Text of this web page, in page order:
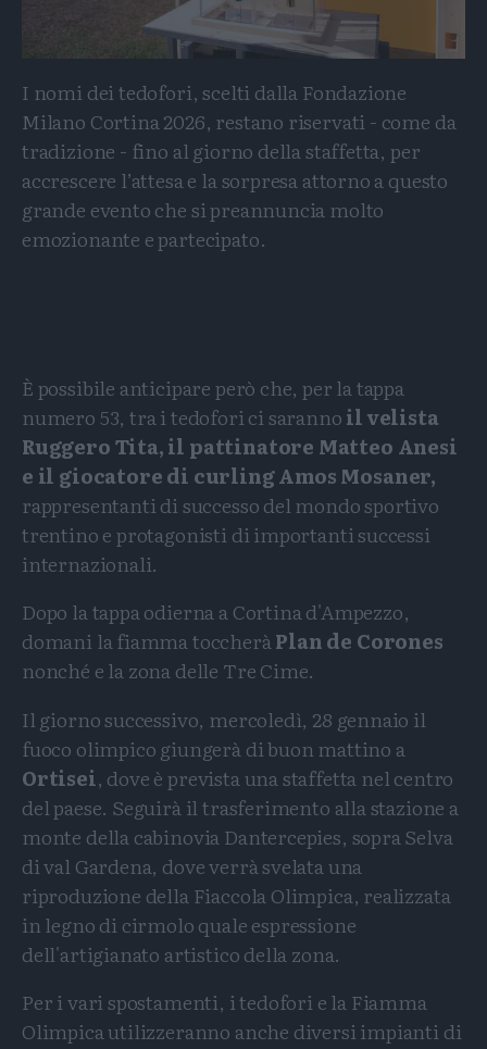
I nomi dei tedofori, scelti dalla Fondazione
Milano Cortina 2026, restano riservati - come da
tradizione - fino al giorno della staffetta, per
accrescere l’attesa e la sorpresa attorno a questo
grande evento che si preannuncia molto
emozionante e partecipato.
È possibile anticipare però che, per la tappa
numero 53, tra i tedofori ci sarannoil velista
Ruggero Tita, il pattinatore Matteo Anesi
e il giocatore di curling Amos Mosaner,
rappresentanti di successo del mondo sportivo
trentino e protagonisti di importanti successi
internazionali.
Dopo la tappa odierna a Cortina d'Ampezzo,
domani la fiamma toccheràPlan de Corones
nonché e la zona delle Tre Cime.
Il giorno successivo, mercoledì, 28 gennaio il
fuoco olimpico giungerà di buon mattino a
Ortisei, dove è prevista una staffetta nel centro
del paese. Seguirà il trasferimento alla stazione a
monte della cabinovia Dantercepies, sopra Selva
di val Gardena, dove verrà svelata una
riproduzione della Fiaccola Olimpica, realizzata
in legno di cirmolo quale espressione
dell'artigianato artistico della zona.
Per i vari spostamenti, i tedofori e la Fiamma
Olimpica utilizzeranno anche diversi impianti di